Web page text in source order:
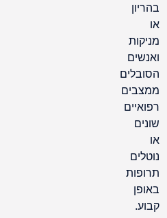
בהריון
או
מניקות
ואנשים
הסובלים
ממצבים
רפואיים
שונים
או
נוטלים
תרופות
באופן
קבוע.